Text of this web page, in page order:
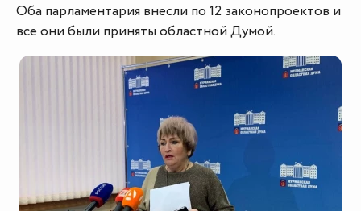
Оба парламентария внесли по 12 законопроектов и
все они были приняты областной Думой.